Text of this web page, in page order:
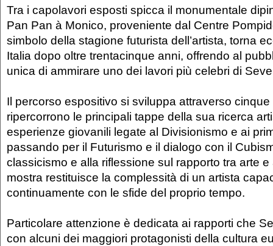
Tra i capolavori esposti spicca il monumentale
Pan Pan à Monico, proveniente dal Centre
simbolo della stagione futurista dell’artista, torna
Italia dopo oltre trentacinque anni, offrendo al
unica di ammirare uno dei lavori più celebri di
Il percorso espositivo si sviluppa attraverso
ripercorrono le principali tappe della sua ricerca
esperienze giovanili legate al Divisionismo e ai
passando per il Futurismo e il dialogo con il
classicismo e alla riflessione sul rapporto tra arte e
mostra restituisce la complessità di un artista
continuamente con le sfide del proprio tempo.
Particolare attenzione è dedicata ai rapporti che
con alcuni dei maggiori protagonisti della cultura